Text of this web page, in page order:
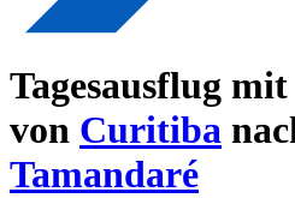
Tagesausflug
von Curitiba
Tamandaré